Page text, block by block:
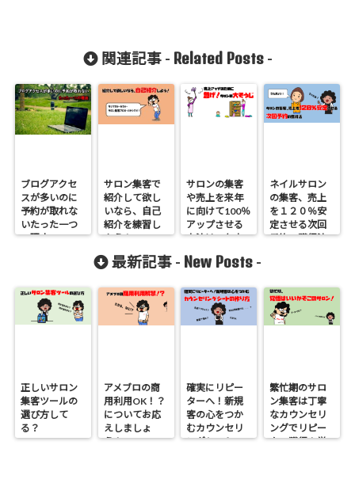
関連記事 - Related Posts-
ブログアクセ
スが多いのに
予約が取れな
いたった一つ
の理由
サロン集客で
紹介して欲し
いなら、自己
紹介を練習し
よう！
サロンの集客
や売上を来年
に向けて100％
アップさせる
方法は、年末
ネイルサロン
の集客、売上
を１２０％安
定させる次回
予約の獲得法
最新記事 - New Posts -
正しいサロン
集客ツールの
選び方して
る？
アメブロの商
用利用OK！？
についてお応
えしましょ
う！
確実にリピー
ターへ！新規
客の心をつか
むカウンセリ
ングシートの
繁忙期のサロ
ン集客は丁寧
なカウンセリ
ングでリピー
ター獲得！覚